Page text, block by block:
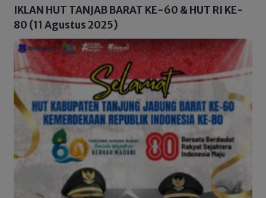
IKLAN HUT TANJAB BARAT KE-60 & HUT RI KE-
80 (11 Agustus 2025)